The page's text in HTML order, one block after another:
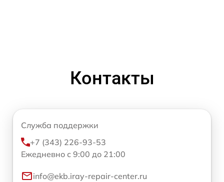
Контакты
Служба поддержки
+7 (343) 226-93-53
Ежедневно с 9:00 до 21:00
info@ekb.iray-repair-center.ru